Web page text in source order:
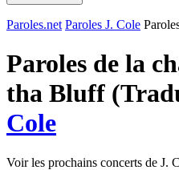
Paroles.net Paroles J. Cole
Paroles de la
tha Bluff
Cole
Voir les prochains concerts de J.